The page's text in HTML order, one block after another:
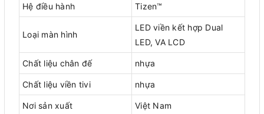
Hệ điều hành Tizen™
Loại màn hình
LED viền kết hợp Dual
LED, VA LCD
Chất liệu chân đế nhựa
Chất liệu viền tivi nhựa
Nơi sản xuất Việt Nam